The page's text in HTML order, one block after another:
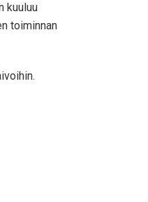
kuuluu
toiminnan